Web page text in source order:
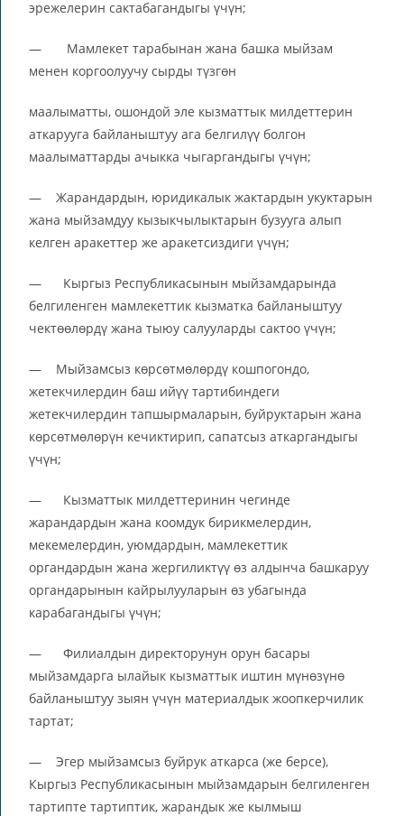
эрежелерин сактабагандыгы үчүн;
— Мамлекет тарабынан жана башка мыйзам
менен коргоолуучу сырды түзгөн
маалыматты, ошондой эле кызматтык милдеттерин
аткарууга байланыштуу ага белгилүү болгон
маалыматтарды ачыкка чыгаргандыгы үчүн;
— Жарандардын, юридикалык жактардын укуктарын
жана мыйзамдуу кызыкчылыктарын бузууга алып
келген аракеттер же аракетсиздиги үчүн;
— Кыргыз Республикасынын мыйзамдарында
белгиленген мамлекеттик кызматка байланыштуу
чектөөлөрдү жана тыюу салууларды сактоо үчүн;
— Мыйзамсыз көрсөтмөлөрдү кошпогондо,
жетекчилердин баш ийүү тартибиндеги
жетекчилердин тапшырмаларын, буйруктарын жана
көрсөтмөлөрүн кечиктирип, сапатсыз аткаргандыгы
үчүн;
— Кызматтык милдеттеринин чегинде
жарандардын жана коомдук бирикмелердин,
мекемелердин, уюмдардын, мамлекеттик
органдардын жана жергиликтүү өз алдынча башкаруу
органдарынын кайрылууларын өз убагында
карабагандыгы үчүн;
— Филиалдын директорунун орун басары
мыйзамдарга ылайык кызматтык иштин мүнөзүнө
байланыштуу зыян үчүн материалдык жоопкерчилик
тартат;
— Эгер мыйзамсыз буйрук аткарса (же берсе),
Кыргыз Республикасынын мыйзамдарын белгиленген
тартипте тартиптик, жарандык же кылмыш